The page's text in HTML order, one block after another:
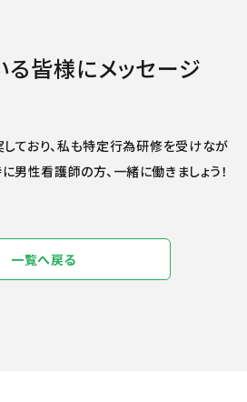
皆様にメッセージ
ており、私も特定行為研修を受けなが
男性看護師の方、一緒に働きましょう！
一覧へ戻る